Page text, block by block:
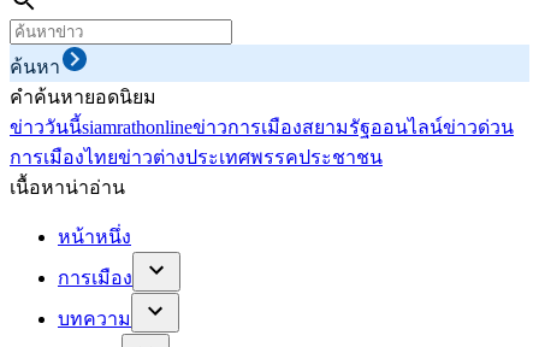
ค้นหา
คำค้นหายอดนิยม
ข่าววันนี้siamrathonlineข่าวการเมืองสยามรัฐออนไลน์ข่าวด่วน
การเมืองไทยข่าวต่างประเทศพรรคประชาชน
เนื้อหาน่าอ่าน
หน้าหนึ่ง
การเมือง
บทความ